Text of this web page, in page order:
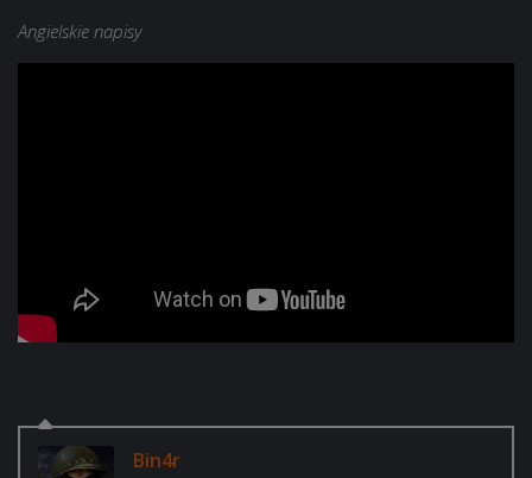
Angielskie napisy
Bin4r